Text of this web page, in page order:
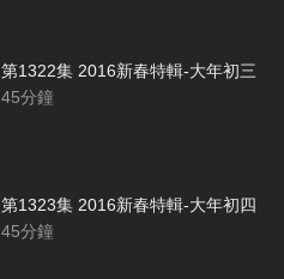
第1322集 2016新春特輯-大年初三
45分鐘
第1323集 2016新春特輯-大年初四
45分鐘